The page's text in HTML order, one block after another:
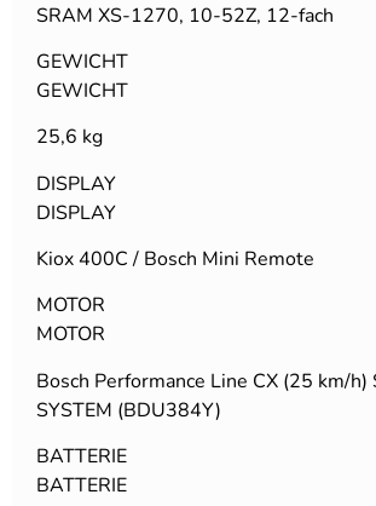
SRAM XS-1270, 10-52Z, 12-fach
GEWICHT
GEWICHT
25,6 kg
DISPLAY
DISPLAY
Kiox 400C / Bosch Mini Remote
MOTOR
MOTOR
Bosch Performance Line CX (25 km/h)
SYSTEM (BDU384Y)
BATTERIE
BATTERIE